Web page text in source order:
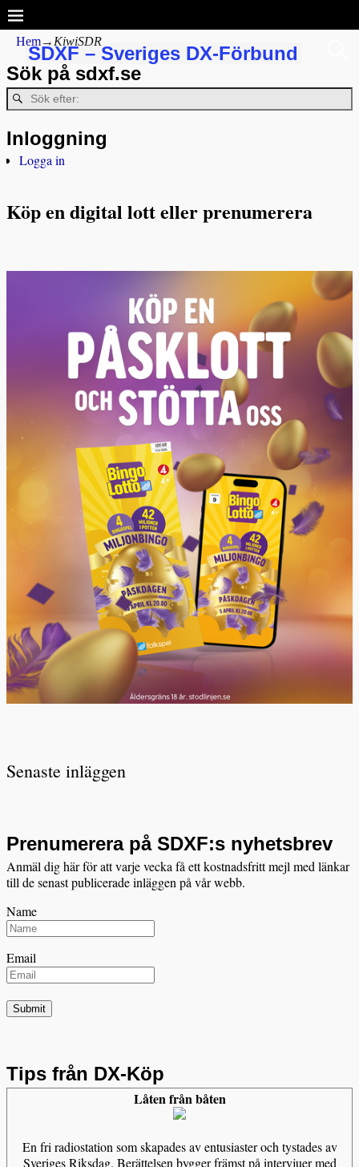
SDXF – Sveriges DX-Förbund
Hem→ KiwiSDR
Sök på sdxf.se
Inloggning
Logga in
Köp en digital lott eller prenumerera
Senaste inläggen
Prenumerera på SDXF:s nyhetsbrev
Anmäl dig här för att varje vecka få ett kostnadsfritt mejl med länkar
till de senast publicerade inläggen på vår webb.
Name
Email
Tips från DX-Köp
Låten från båten
En fri radiostation som skapades av entusiaster och tystades av
Sveriges Riksdag. Berättelsen bygger främst på intervjuer med